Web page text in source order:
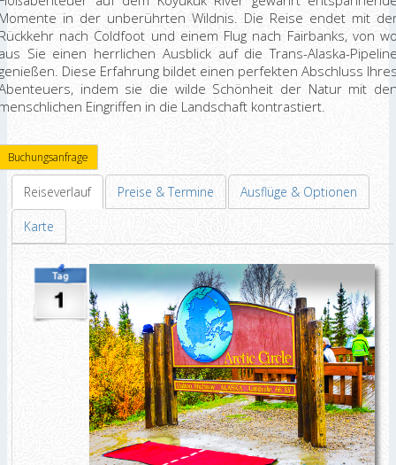
in der unberührten Wildnis. Die Reise endet mit
nach Coldfoot und einem Flug nach Fairbanks, von
Sie einen herrlichen Ausblick auf die Trans-Alaska-
Diese Erfahrung bildet einen perfekten Abschluss
indem sie die wilde Schönheit der Natur mit
Eingriffen in die Landschaft kontrastiert.
Buchungsanfrage
Reiseverlauf Preise & Termine Ausflüge & Optionen
Karte